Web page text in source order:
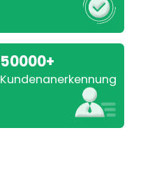
50000+
Kundenanerkennung